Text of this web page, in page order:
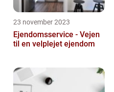
23 november 2023
Ejendomsservice - Vejen
til en velplejet ejendom